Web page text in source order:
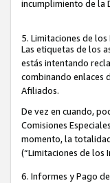
incumplimiento de la
5. Limitaciones de
Las etiquetas de los
estás intentando
combinando enlaces
Afiliados.
De vez en cuando,
Comisiones
momento, la
(“Limitaciones de los
6. Informes y Pago